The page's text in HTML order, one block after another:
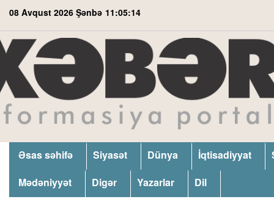
08 Avqust 2026 Şənbə 11:05:15
Əsas səhifə Siyasət Dünya İqtisadiyyat
Mədəniyyət
Digər Yazarlar Dil